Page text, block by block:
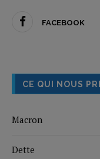
FACEBOOK
CE QUI NOUS
Macron
Dette